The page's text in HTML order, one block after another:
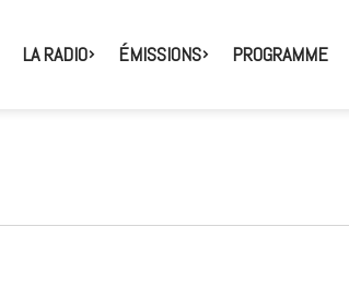
LA RADIO ÉMISSIONS PROGRAMME